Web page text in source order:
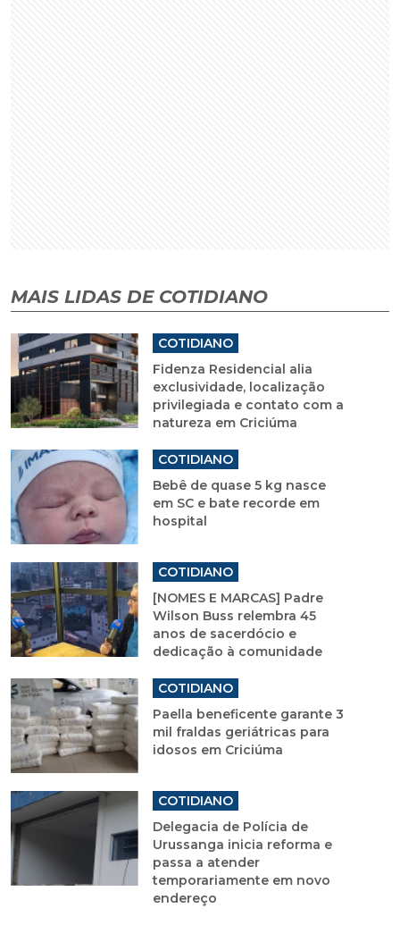
MAIS LIDAS DE COTIDIANO
COTIDIANO
Fidenza Residencial alia
exclusividade, localização
privilegiada e contato com a
natureza em Criciúma
COTIDIANO
Bebê de quase 5 kg nasce
em SC e bate recorde em
hospital
COTIDIANO
[NOMES E MARCAS] Padre
Wilson Buss relembra 45
anos de sacerdócio e
dedicação à comunidade
COTIDIANO
Paella beneficente garante 3
mil fraldas geriátricas para
idosos em Criciúma
COTIDIANO
Delegacia de Polícia de
Urussanga inicia reforma e
passa a atender
temporariamente em novo
endereço